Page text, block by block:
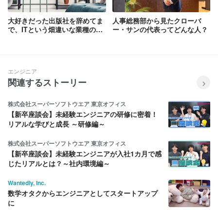
大好きだった出版社を辞めてま
で、ITという畑違いな業種のク
人事総務部から見たクローバ
ー・サンの代表ってどんな人？
エンジニア
関連するストーリー
株式会社スーパーソフトウエア 東京オフィス
【新卒座談会】未経験エンジニアの研修に密着！
リアルな学びと成長 ～研修編～
株式会社スーパーソフトウエア 東京オフィス
【新卒座談会】未経験エンジニアが入社1カ月で感
じたリアルとは？～社内環境編～
Wantedly, Inc.
数学オタクからエンジニアとしてスタートアップ
に